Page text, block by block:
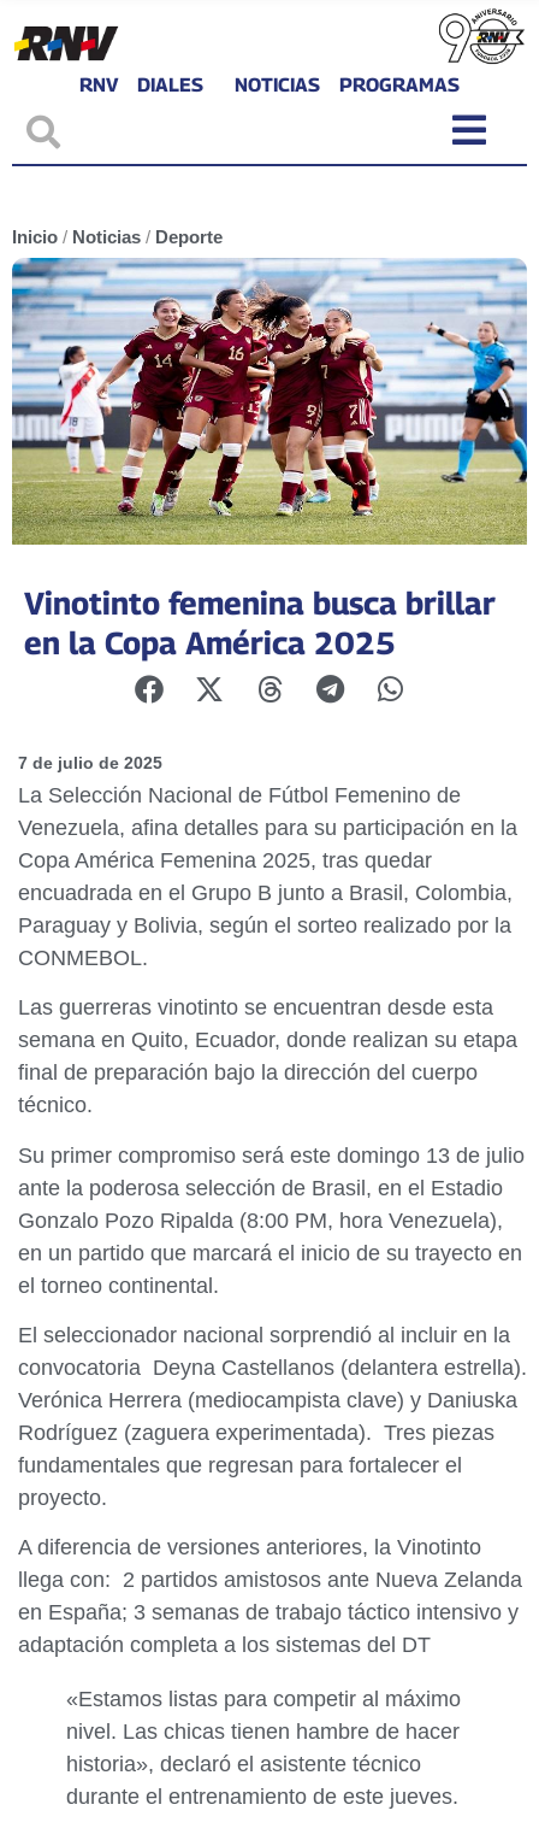
RNV DIALES NOTICIAS PROGRAMAS
Inicio / Noticias / Deporte
Vinotinto femenina busca brillar
en la Copa América 2025
7 de julio de 2025
La Selección Nacional de Fútbol Femenino de
Venezuela, afina detalles para su participación en la
Copa América Femenina 2025, tras quedar
encuadrada en el Grupo B junto a Brasil, Colombia,
Paraguay y Bolivia, según el sorteo realizado por la
CONMEBOL.
Las guerreras vinotinto se encuentran desde esta
semana en Quito, Ecuador, donde realizan su etapa
final de preparación bajo la dirección del cuerpo
técnico.
Su primer compromiso será este domingo 13 de julio
ante la poderosa selección de Brasil, en el Estadio
Gonzalo Pozo Ripalda (8:00 PM, hora Venezuela),
en un partido que marcará el inicio de su trayecto en
el torneo continental.
El seleccionador nacional sorprendió al incluir en la
convocatoria Deyna Castellanos (delantera estrella).
Verónica Herrera (mediocampista clave) y Daniuska
Rodríguez (zaguera experimentada). Tres piezas
fundamentales que regresan para fortalecer el
proyecto.
A diferencia de versiones anteriores, la Vinotinto
llega con: 2 partidos amistosos ante Nueva Zelanda
en España; 3 semanas de trabajo táctico intensivo y
adaptación completa a los sistemas del DT
«Estamos listas para competir al máximo
nivel. Las chicas tienen hambre de hacer
historia», declaró el asistente técnico
durante el entrenamiento de este jueves.